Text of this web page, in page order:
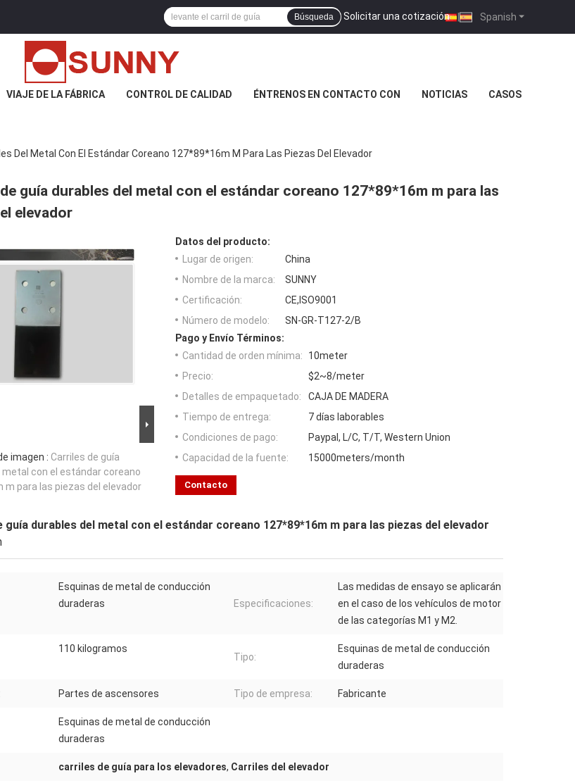
Spanish
Solicitar una cotización |
Búsqueda
VIAJE DE LA FÁBRICA CONTROL DE CALIDAD ÉNTRENOS EN CONTACTO CON NOTICIAS CASOS
Del Metal Con El Estándar Coreano 127*89*16m M Para Las Piezas Del Elevador
guía durables del metal con el estándar coreano 127*89*16m m para las
elevador
imagen : Carriles de guía
metal con el estándar coreano
m para las piezas del elevador
Datos del producto:
Lugar de origen:
China
Nombre de la marca:
SUNNY
Certificación:
CE,ISO9001
Número de modelo:
SN-GR-T127-2/B
Pago y Envío Términos:
Cantidad de orden mínima:
10meter
Precio:
$2~8/meter
Detalles de empaquetado:
CAJA DE MADERA
Tiempo de entrega:
7 días laborables
Condiciones de pago:
Paypal, L/C, T/T, Western Union
Capacidad de la fuente:
15000meters/month
Contacto
guía durables del metal con el estándar coreano 127*89*16m m para las piezas del elevador
Esquinas de metal de conducción
duraderas
Especificaciones:
Las medidas de ensayo se aplicarán
en el caso de los vehículos de motor
de las categorías M1 y M2.
110 kilogramos
Tipo:
Esquinas de metal de conducción
duraderas
Partes de ascensores Tipo de empresa: Fabricante
Esquinas de metal de conducción
duraderas
carriles de guía para los elevadores, Carriles del elevador